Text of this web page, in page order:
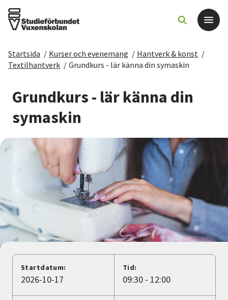
Det här gör vi
För dig som
Sök kurser och evenemang
Starta studiecirkel
Cirkelledare
Nyheter
Avdelningar
Startsida / Kurser och evenemang / Hantverk & konst /
Textilhantverk / Grundkurs - lär känna din symaskin
Grundkurs - lär känna din
symaskin
Startdatum:
2026-10-17
Tid:
09:30 - 12:00